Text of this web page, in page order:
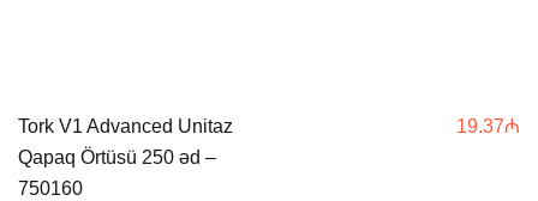
Tork V1 Advanced Unitaz
Qapaq Örtüsü 250 əd –
750160
19.37₼